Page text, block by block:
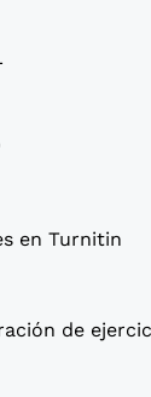
en Turnitin
de